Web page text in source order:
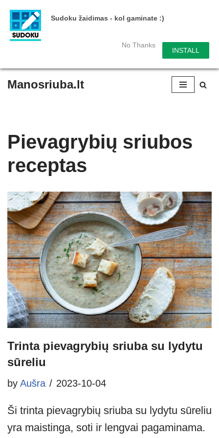
Sudoku žaidimas - kol gaminate :)
No Thanks
INSTALL
content
Manosriuba.lt
Pievagrybių sriubos
receptas
Trinta pievagrybių sriuba su lydytu
sūreliu
by Aušra 2023-10-04
Ši trinta pievagrybių sriuba su lydytu sūreliu
yra maistinga, soti ir lengvai pagaminama.